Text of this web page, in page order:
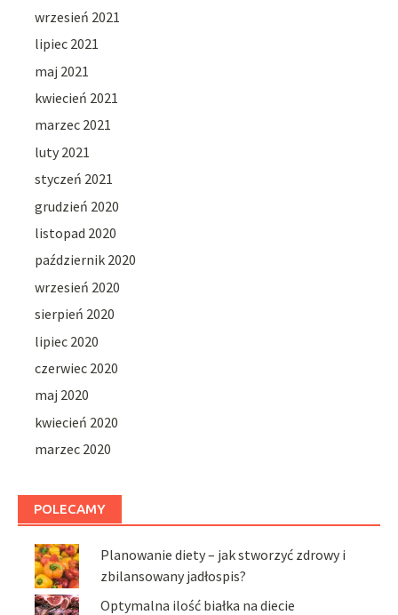
wrzesień 2021
lipiec 2021
maj 2021
kwiecień 2021
marzec 2021
luty 2021
styczeń 2021
grudzień 2020
listopad 2020
październik 2020
wrzesień 2020
sierpień 2020
lipiec 2020
czerwiec 2020
maj 2020
kwiecień 2020
marzec 2020
POLECAMY
Planowanie diety – jak stworzyć zdrowy i
zbilansowany jadłospis?
Optymalna ilość białka na diecie